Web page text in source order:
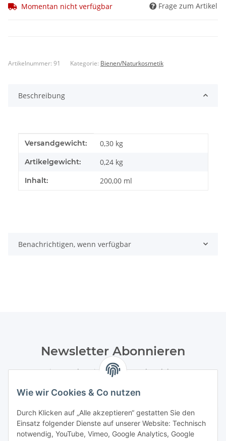
Wie wir Cookies & Co nutzen
Durch Klicken auf „Alle akzeptieren“ gestatten Sie den
Einsatz folgender Dienste auf unserer Website: Technisch
notwendig, YouTube, Vimeo, Google Analytics, Google
Momentan nicht verfügbar Frage zum Artikel
Artikelnummer: 91 Kategorie: Bienen/Naturkosmetik
Beschreibung
Produkteigenschaft
Wert
Versandgewicht: 0,30 kg
Artikelgewicht: 0,24 kg
Inhalt: 200,00 ml
Benachrichtigen, wenn verfügbar
Newsletter Abonnieren
Bitte senden Sie mir entsprechend Ihrer
Informationen zu Ihrem Produktsortiment per E-Mail zu.
Abonnieren
Newsletter Abonnieren